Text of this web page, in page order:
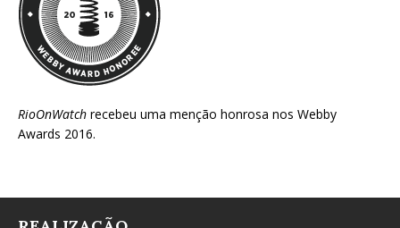
RioOnWatch recebeu uma menção honrosa nos Webby
Awards 2016.